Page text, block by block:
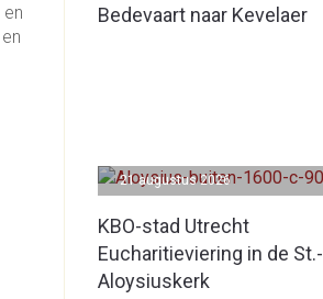
Bedevaart naar Kevelaer
KBO-stad Utrecht
Eucharitieviering in de St.-
Aloysiuskerk
21 augustus 2026